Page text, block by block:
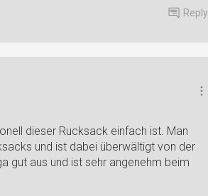
Reply
dieser Rucksack einfach ist. Man
und ist dabei überwältigt von der
gut aus und ist sehr angenehm beim